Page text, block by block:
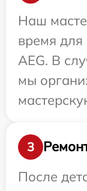
Наш
время
AEG. В
мы
3
После